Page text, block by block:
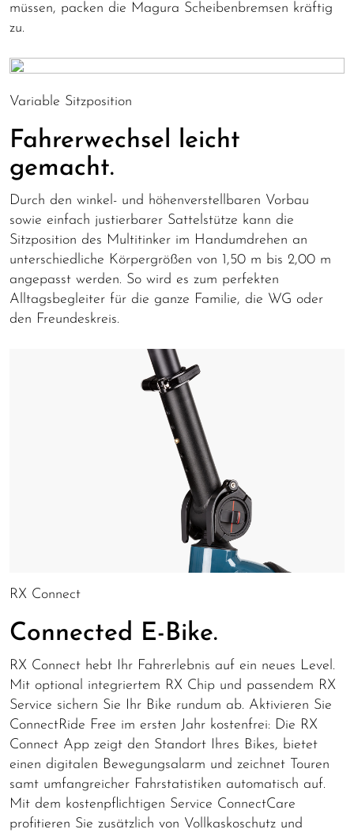
müssen, packen die Magura Scheibenbremsen kräftig
zu.
Variable Sitzposition
Fahrerwechsel leicht
gemacht.
Durch den winkel- und höhenverstellbaren Vorbau
sowie einfach justierbarer Sattelstütze kann die
Sitzposition des Multitinker im Handumdrehen an
unterschiedliche Körpergrößen von 1,50 m bis 2,00 m
angepasst werden. So wird es zum perfekten
Alltagsbegleiter für die ganze Familie, die WG oder
den Freundeskreis.
RX Connect
Connected E-Bike.
RX Connect hebt Ihr Fahrerlebnis auf ein neues Level.
Mit optional integriertem RX Chip und passendem RX
Service sichern Sie Ihr Bike rundum ab. Aktivieren Sie
ConnectRide Free im ersten Jahr kostenfrei: Die RX
Connect App zeigt den Standort Ihres Bikes, bietet
einen digitalen Bewegungsalarm und zeichnet Touren
samt umfangreicher Fahrstatistiken automatisch auf.
Mit dem kostenpflichtigen Service ConnectCare
profitieren Sie zusätzlich von Vollkaskoschutz und